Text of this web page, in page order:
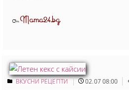
ОтMama24.bg
ВКУСНИ РЕЦЕПТИ 02.07 08:00